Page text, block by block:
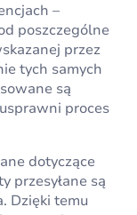
–
poszczególne
przez
tych samych
są
proces
dotyczące
przesyłane są
Dzięki temu